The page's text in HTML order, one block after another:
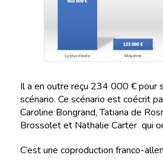
Il a en outre reçu 234 000 € pour
scénario. Ce scénario est coécrit
Caroline Bongrand, Tatiana de
Brossolet et Nathalie Carter qui
C’est une coproduction franco-